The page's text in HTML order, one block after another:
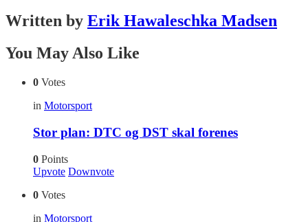
Written by Erik Hawaleschka Madsen
You May Also Like
0 Votes
in Motorsport
Stor plan: DTC og DST skal forenes
0 Points
Upvote Downvote
0 Votes
in Motorsport